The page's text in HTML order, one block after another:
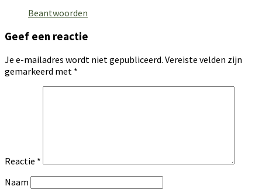
Beantwoorden
Geef een reactie
Je e-mailadres wordt niet gepubliceerd. Vereiste velden zijn
gemarkeerd met *
Reactie *
Naam